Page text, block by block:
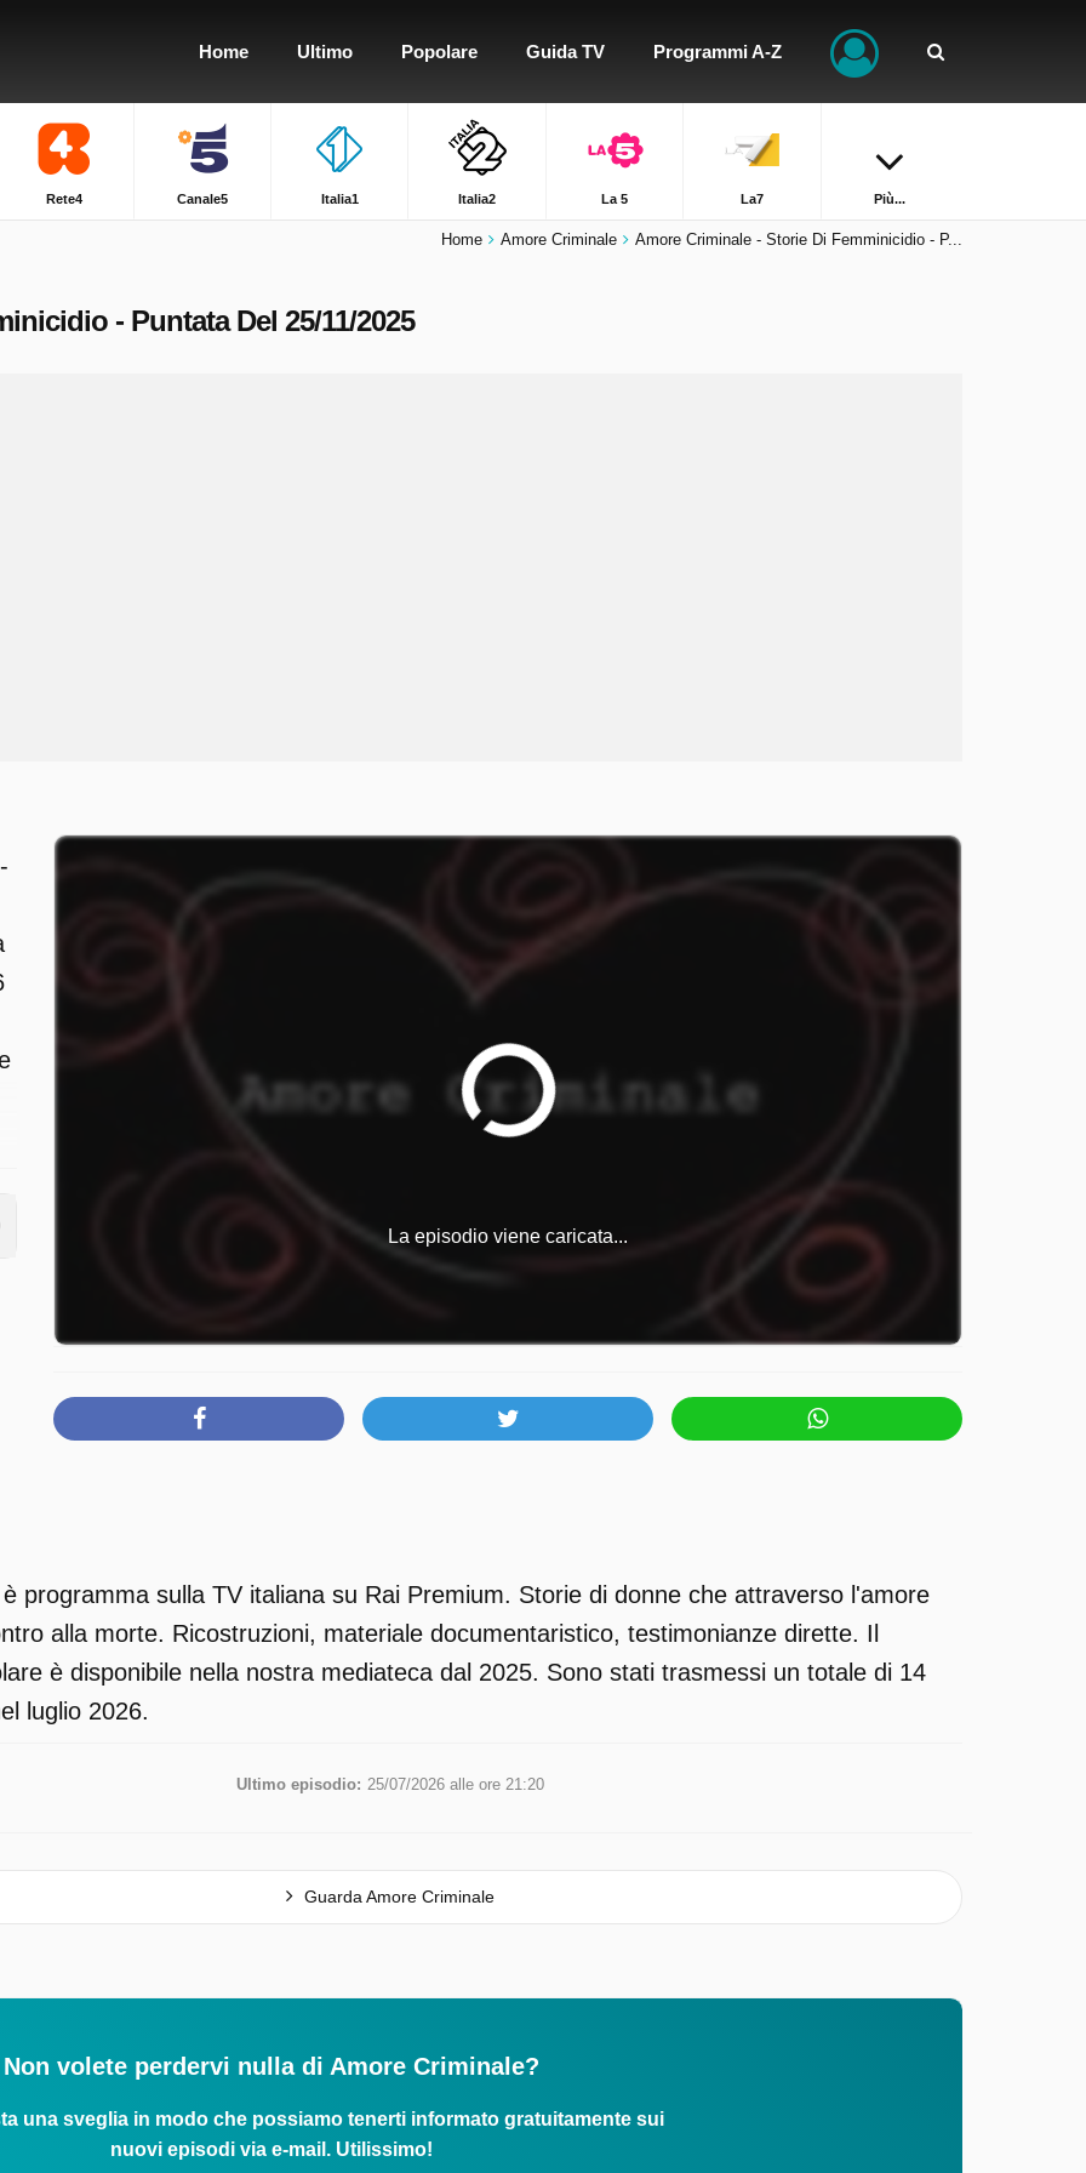
Home Ultimo Popolare Guida TV Programmi A-Z
Rete4 Canale5 Italia1 Italia2 La 5 La7 Più...
Home Amore Criminale Amore Criminale - Storie Di Femminicidio - P...
- Puntata Del 25/11/2025
La episodio viene caricata...
programma sulla TV italiana su Rai Premium. Storie di donne che attraverso l'amore
alla morte. Ricostruzioni, materiale documentaristico, testimonianze dirette. Il
è disponibile nella nostra mediateca dal 2025. Sono stati trasmessi un totale di 14
luglio 2026.
Ultimo episodio: 25/07/2026 alle ore 21:20
Guarda Amore Criminale
Non volete perdervi nulla di Amore Criminale?
una sveglia in modo che possiamo tenerti informato gratuitamente sui
nuovi episodi via e-mail. Utilissimo!